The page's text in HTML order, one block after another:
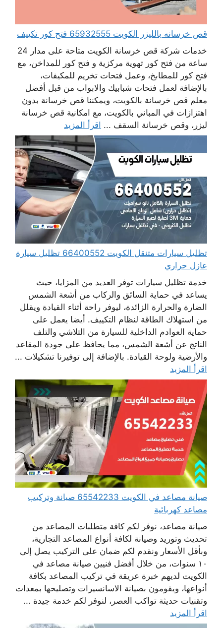
قص خرسانه بالليزر الكويت 65932555 فتح كور تكييف
خدمات شركة قص خرسانة الكويت متاحة على مدار 24
ساعة من فتح كور تهوية مركزية و فتح كور للمداخن، مع
فتح كور للمطابخ، وعمل فتحات تخريم للمكيفات،
بالإضافة لعمل فتحات شبابيك والابواب من قبل أفضل
معلم قص خرسانة بالكويت، ويمكننا قص خرسانة بدون
اهتزازات في المباني بالكويت، مع امكانية قص خرسانة
ليزر، وقص خرسانة السقف ... اقرأ المزيد
تظليل سيارات متنقل الكويت 66400552 تظليل سيارة
عازل حراري
خدمة تظليل سيارات توفر العديد من المزايا، حيث
يساعد في حماية السائق والركاب من أشعة الشمس
الضارة والحرارة الزائدة، ليوفر راحة أثناء القيادة ويقلل
من استهلاك الطاقة لنظام التكييف. أيضا يعمل على
حماية العوادم الداخلية للسيارة من التلاشي والتلف
الناتج عن أشعة الشمس، مما يحافظ على جودة المقاعد
والأرضية ولوحة القيادة. بالإضافة إلى توفيرنا تشكيلات ...
اقرأ المزيد
صيانة مصاعد في الكويت 65542233 صيانة وتركيب
مصاعد كهربائية
صيانة مصاعد، نوفر لكم كافة متطلبات المصاعد من
تحديث وتوريد وصيانة لكافة أنواع المصاعد التجارية،
وبأقل الأسعار ونقدم لكم ضمان على التركيب يصل إلى
١٠ سنوات، من خلال أفضل فنيين صيانة مصاعد في
الكويت لديهم خبرة عريقة في تركيب المصاعد بكافة
أنواعها، ويقومون بصيانة الاسانسيرات وتصليحها بمعدات
وتقنيات حديثة تواكب العصر، لنوفر لكم خدمة جيدة ...
اقرأ المزيد